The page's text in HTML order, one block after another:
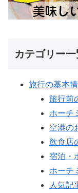
カテゴリー
旅行の基本
旅行前
ホーチ
空港の
飲食店
宿泊・
ホーチ
人気記